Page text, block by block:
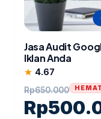
Jasa Audit
Iklan Anda
star 4.67
Rp650.000
Rp